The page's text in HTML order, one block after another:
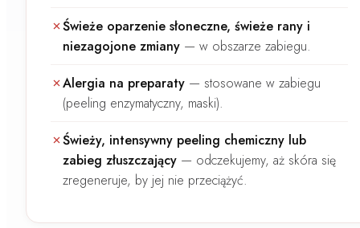
Świeże oparzenie słoneczne, świeże rany i
niezagojone zmiany — w obszarze zabiegu.
Alergia na preparaty — stosowane w zabiegu
(peeling enzymatyczny, maski).
Świeży, intensywny peeling chemiczny lub
zabieg złuszczający — odczekujemy, aż skóra się
zregeneruje, by jej nie przeciążyć.